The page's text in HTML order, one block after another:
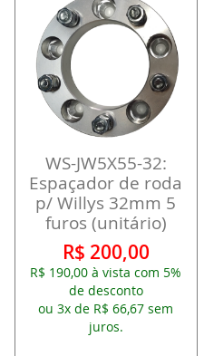
WS-JW5X55-32:
Espaçador de roda
p/ Willys 32mm 5
furos (unitário)
R$ 200,00
R$ 190,00 à vista com 5%
de desconto
ou 3x de R$ 66,67 sem
juros.